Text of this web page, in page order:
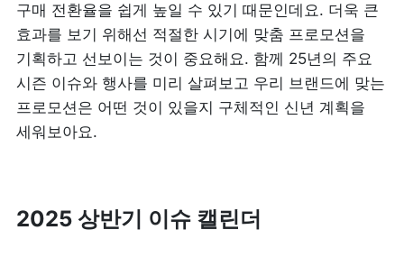
구매 전환율을 쉽게 높일 수 있기 때문인데요. 더욱 큰
효과를 보기 위해선 적절한 시기에 맞춤 프로모션을
기획하고 선보이는 것이 중요해요. 함께 25년의 주요
시즌 이슈와 행사를 미리 살펴보고 우리 브랜드에 맞는
프로모션은 어떤 것이 있을지 구체적인 신년 계획을
세워보아요.
2025 상반기 이슈 캘린더